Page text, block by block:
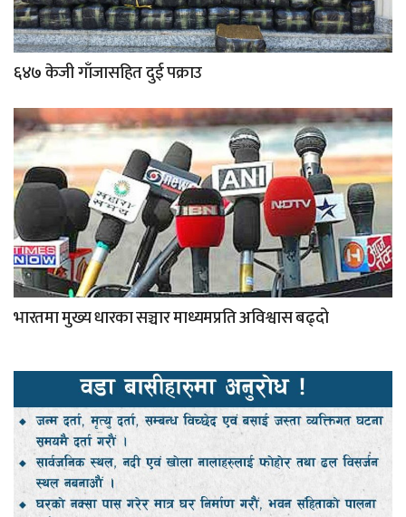
६४७ केजी गाँजासहित दुई पक्राउ
भारतमा मुख्य धारका सञ्चार माध्यमप्रति अविश्वास बढ्दो